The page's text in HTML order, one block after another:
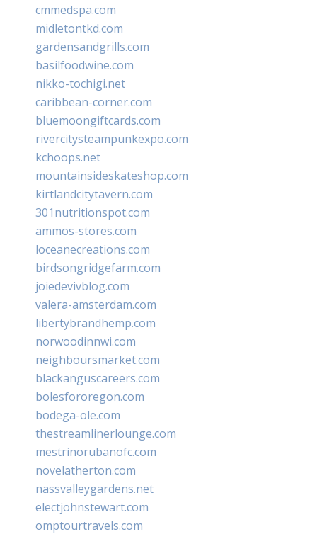
cmmedspa.com
midletontkd.com
gardensandgrills.com
basilfoodwine.com
nikko-tochigi.net
caribbean-corner.com
bluemoongiftcards.com
rivercitysteampunkexpo.com
kchoops.net
mountainsideskateshop.com
kirtlandcitytavern.com
301nutritionspot.com
ammos-stores.com
loceanecreations.com
birdsongridgefarm.com
joiedevivblog.com
valera-amsterdam.com
libertybrandhemp.com
norwoodinnwi.com
neighboursmarket.com
blackanguscareers.com
bolesfororegon.com
bodega-ole.com
thestreamlinerlounge.com
mestrinorubanofc.com
novelatherton.com
nassvalleygardens.net
electjohnstewart.com
omptourtravels.com